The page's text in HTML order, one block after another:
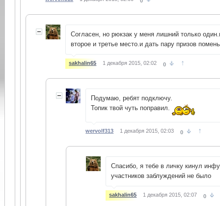
Согласен, но рюкзак у меня лишний только
второе и третье место.и дать пару призов
sakhalin65 1 декабря 2015, 02:02 0 ↑
Подумаю, ребят подключу.
Топик твой чуть поправил.
wervolf313 1 декабря 2015, 02:03 0 ↑
Спасибо, я тебе в личку кинул
участников заблуждений не было
sakhalin65 1 декабря 2015, 02:07 0